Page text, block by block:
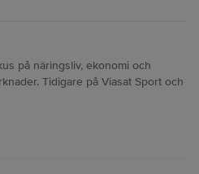
på näringsliv, ekonomi och
Tidigare på Viasat Sport och